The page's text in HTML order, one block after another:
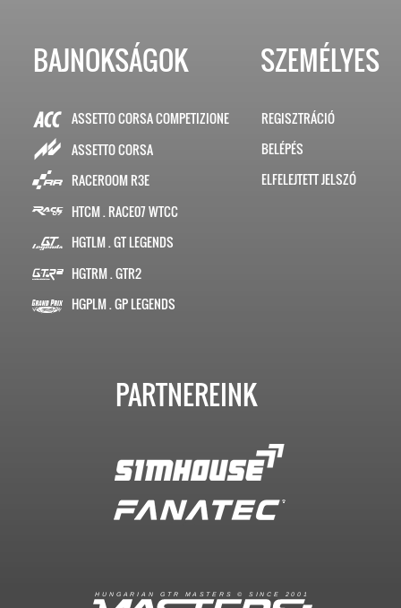
BAJNOKSÁGOK
ASSETTO CORSA COMPETIZIONE
ASSETTO CORSA
RACEROOM R3E
HTCM . RACE07 WTCC
HGTLM . GT LEGENDS
HGTRM . GTR2
HGPLM . GP LEGENDS
SZEMÉLYES
REGISZTRÁCIÓ
BELÉPÉS
ELFELEJTETT JELSZÓ
PARTNEREINK
H U N G A R I A N G T R M A S T E R S © S I N C E 2 0 0 1